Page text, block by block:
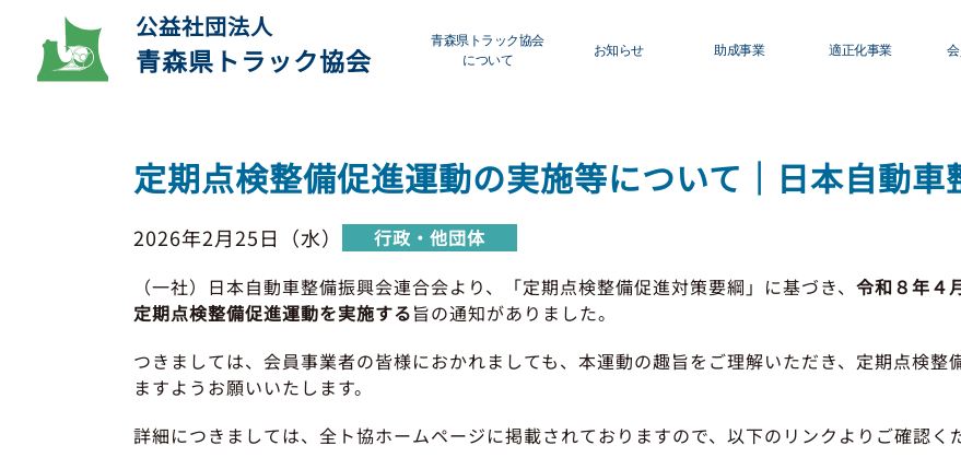
公益社団法人
青森県トラック協会
青森県トラック協会
について
ディスクロージャー
会員名簿
研修センターのご案内
お知らせ
行政・他団体
適正化事業
セミナー・研修
助成事業 適正化事業
Ｇマーク制度につ
運行管理者・整備
適正化だより
定期点検整備促進運動の実施等について｜日本自動
2026年2月25日（水）
行政・他団体
（一社）日本自動車整備振興会連合会より、「定期点検整備促進対策要綱」に基づき、 令和８年４
定期点検整備促進運動を実施する旨の通知がありました。
つきましては、会員事業者の皆様におかれましても、本運動の趣旨をご理解いただき、定期点検
ますようお願いいたします。
詳細につきましては、全ト協ホームページに掲載されておりますので、以下のリンクよりご確認く